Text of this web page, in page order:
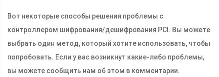
Вот некоторые способы решения проблемы с
контроллером шифрования/дешифрования PCI. Вы можете
выбрать один метод, который хотите использовать, чтобы
попробовать. Если у вас возникнут какие-либо проблемы,
вы можете сообщить нам об этом в комментарии.